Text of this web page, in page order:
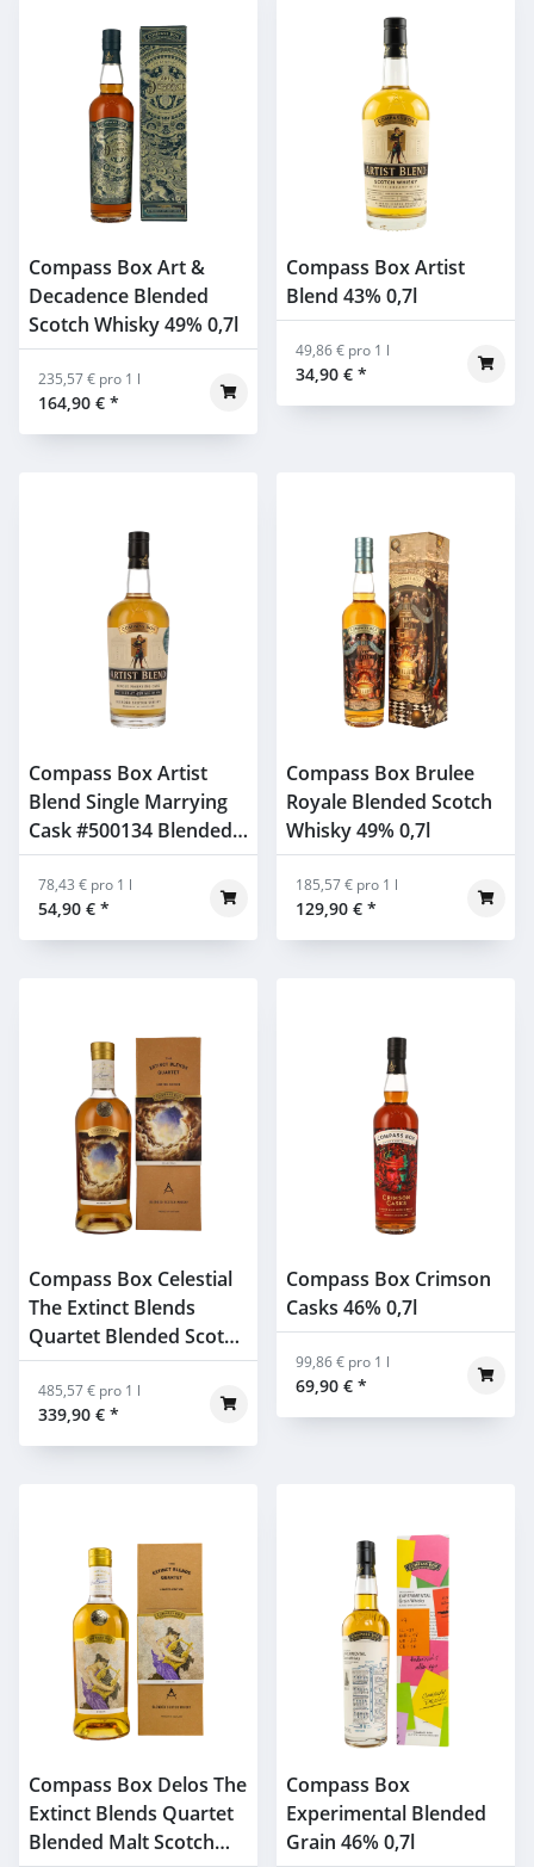
Compass Box Art &
Decadence Blended
Scotch Whisky 49% 0,7l
164,90 € *
235,57 € pro 1 l
Compass Box Artist
Blend 43% 0,7l
34,90 € *
49,86 € pro 1 l
Compass Box Artist
Blend Single Marrying
Cask #500134 Blended
Scotch Whisky 49% 0,7l
54,90 € *
78,43 € pro 1 l
Compass Box Brulee
Royale Blended Scotch
Whisky 49% 0,7l
129,90 € *
185,57 € pro 1 l
Compass Box Celestial
The Extinct Blends
Quartet Blended Scotch
Whisky 50% 0,7l
339,90 € *
485,57 € pro 1 l
Compass Box Crimson
Casks 46% 0,7l
69,90 € *
99,86 € pro 1 l
Compass Box Delos The
Extinct Blends Quartet
Blended Malt Scotch
Compass Box
Experimental Blended
Grain 46% 0,7l